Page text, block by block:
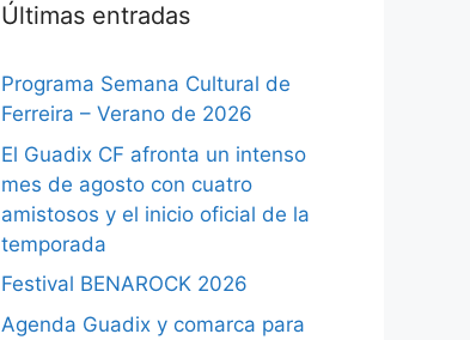
Últimas entradas
Programa Semana Cultural de
Ferreira – Verano de 2026
El Guadix CF afronta un intenso
mes de agosto con cuatro
amistosos y el inicio oficial de la
temporada
Festival BENAROCK 2026
Agenda Guadix y comarca para